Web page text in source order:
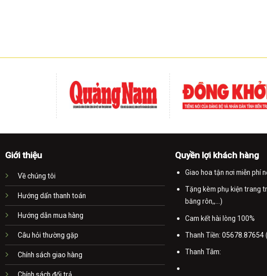
Giới thiệu
Về chúng tôi
Hướng dẩn thanh toán
Hướng dẫn mua hàng
Câu hỏi thường gặp
Chính sách giao hàng
Quyền lợi khách hàng
Giao hoa tận nơi miễn phí
Tặng kèm phụ kiện trang
băng rôn,,...)
Cam kết hài lòng 100%
Thanh Tiền: 05678.87654
Thanh Tâm: